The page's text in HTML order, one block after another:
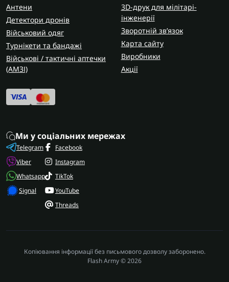
Антени
Детектори дронів
Військовий одяг
Турнікети та бандажі
Військові / тактичні аптечки
(AMЗІ)
3D-друк для мілітарі-
інженерії
Зворотній зв’язок
Карта сайту
Виробники
Акції
Ми у соціальних мережах
Telegram
Viber
Whatsapp
Signal
Facebook
Instagram
TikTok
YouTube
Threads
Копіювання інформації без письмового дозволу заборонено.
Flash Army © 2026